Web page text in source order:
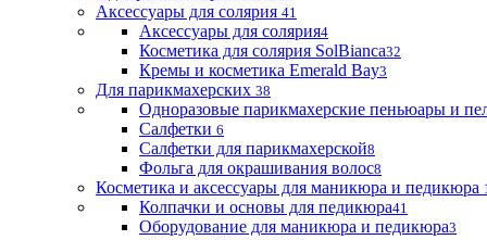
Аксессуары для солярия 41
Аксессуары для солярия4
Косметика для солярия SolBianca32
Кремы и косметика Emerald Bay3
Для парикмахерских 38
Одноразовые парикмахерские пеньюары и
Салфетки 6
Салфетки для парикмахерской8
Фольга для окрашивания волос8
Косметика и аксессуары для маникюра и педикюра
Колпачки и основы для педикюра41
Оборудование для маникюра и педикюра3